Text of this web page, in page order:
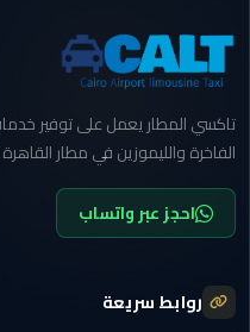
خدمة
اهلا
القاهرة
ليموزين
مرسيدس
تاكسي المطار يعمل على توفير
الفاخرة والليموزين في مطار
احجز عبر واتساب
روابط سريعة